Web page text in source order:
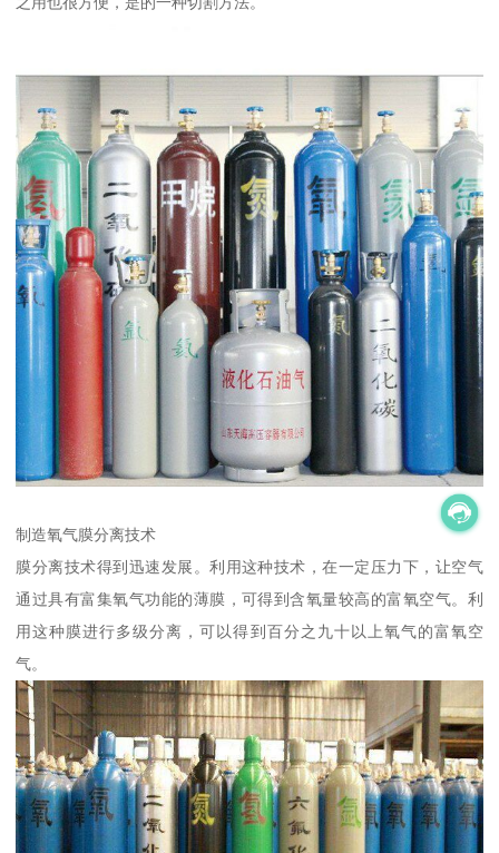
制造氧气膜分离技术
膜分离技术得到迅速发展。利用这种技术，在一定压力下，让空气
通过具有富集氧气功能的薄膜，可得到含氧量较高的富氧空气。利
用这种膜进行多级分离，可以得到百分之九十以上氧气的富氧空
气。